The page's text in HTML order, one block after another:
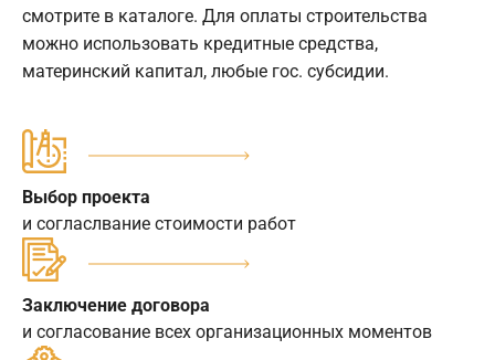
смотрите в каталоге. Для оплаты строительства
можно использовать кредитные средства,
материнский капитал, любые гос. субсидии.
Выбор проекта
и согласлвание стоимости работ
Заключение договора
и согласование всех организационных моментов